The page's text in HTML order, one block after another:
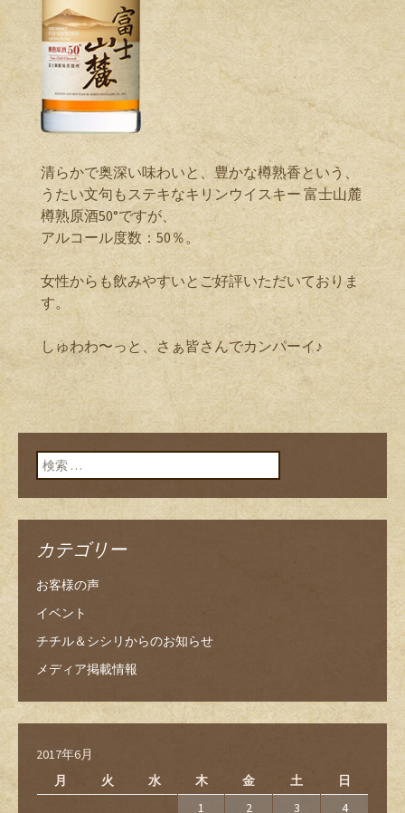
清らかで奥深い味わいと、豊かな樽熟香という、
うたい文句もステキなキリンウイスキー 富士山麓
樽熟原酒50°ですが、
アルコール度数：50％。
女性からも飲みやすいとご好評いただいておりま
す。
しゅわわ〜っと、さぁ皆さんでカンパーイ♪
検索:
カテゴリー
お客様の声
イベント
チチル＆シシリからのお知らせ
メディア掲載情報
2017年6月
月
火 水 木 金 土
日
1
2 3 4